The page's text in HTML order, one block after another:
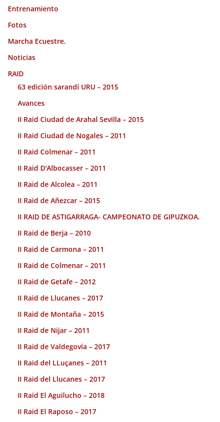
Entrenamiento
Fotos
Marcha Ecuestre.
Noticias
RAID
63 edición sarandí URU – 2015
Avances
II Raid Ciudad de Arahal Sevilla – 2015
II Raid Ciudad de Nogales – 2011
II Raid Colmenar – 2011
II Raid D'Albocasser – 2011
II Raid de Alcolea – 2011
II Raid de Añezcar – 2015
II RAID DE ASTIGARRAGA- CAMPEONATO DE GIPUZKOA.
II Raid de Berja – 2010
II Raid de Carmona – 2011
II Raid de Colmenar – 2011
II Raid de Getafe – 2012
II Raid de Llucanes – 2017
II Raid de Montaña – 2015
II Raid de Nijar – 2011
II Raid de Valdegovía – 2017
II Raid del LLuçanes – 2011
II Raid del Llucanes – 2017
II Raid El Aguilucho – 2018
II Raid El Raposo – 2017